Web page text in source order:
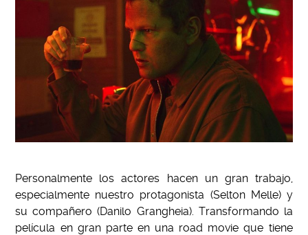
Personalmente los actores hacen un gran trabajo,
especialmente nuestro protagonista (Selton Melle) y
su compañero (Danilo Grangheia). Transformando la
película en gran parte en una road movie que tiene